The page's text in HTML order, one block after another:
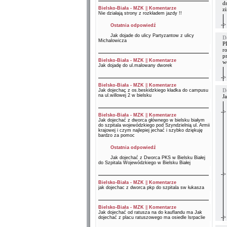
Bielsko-Biała - MZK||
Komentarze
Nie działają strony z rozkładem jazdy !!
Ostatnia odpowiedź
Jak dojade do ulicy Partyzantow z ulicy
Michalowicza
Bielsko-Biała - MZK||
Komentarze
Jak dojadę do ul.malowany dworek
Bielsko-Biała - MZK||
Komentarze
Jak dojechaç z os.beskidzkiego kładka do campusu
na ul.willowej 2 w bielsku
Bielsko-Biała - MZK||
Komentarze
Jak dojechać z dworca głównego w bielsku białym
do szpitala wojewódzkiego pod Szyndzielnią ul. Armii
krajowej i czym najlepiej jechać i szybko dziękuję
bardzo za pomoc
Ostatnia odpowiedź
Jak dojechać z Dworca PKS w Bielsku Białej
do Szpitala Wojewódzkiego w Bielsku Białej
Bielsko-Biała - MZK||
Komentarze
jak dojechac z dworca pkp do szpitala sw łukasza
Bielsko-Biała - MZK||
Komentarze
Jak dojechać od ratusza na do kauflandu ma Jak
dojechać z placu ratuszowego ma osiedle lsrpaclie
->
->
->
->
->